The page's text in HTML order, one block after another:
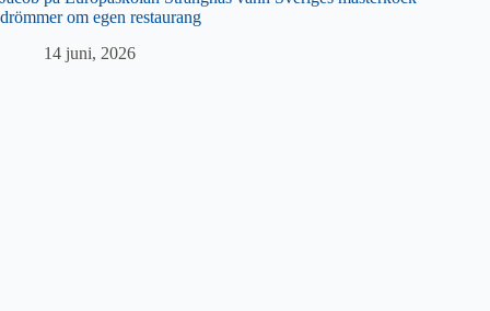
drömmer om egen restaurang
14 juni, 2026